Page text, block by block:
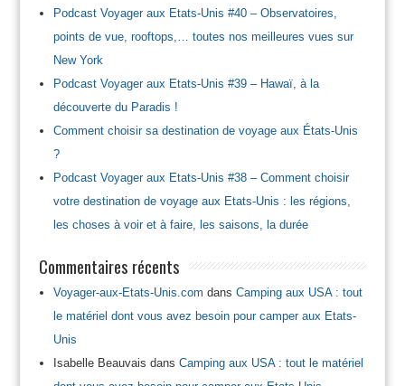
Podcast Voyager aux Etats-Unis #40 – Observatoires,
points de vue, rooftops,… toutes nos meilleures vues sur
New York
Podcast Voyager aux Etats-Unis #39 – Hawaï, à la
découverte du Paradis !
Comment choisir sa destination de voyage aux États-Unis
?
Podcast Voyager aux Etats-Unis #38 – Comment choisir
votre destination de voyage aux Etats-Unis : les régions,
les choses à voir et à faire, les saisons, la durée
Commentaires récents
Voyager-aux-Etats-Unis.com dans Camping aux USA : tout
le matériel dont vous avez besoin pour camper aux Etats-
Unis
Isabelle Beauvais dans Camping aux USA : tout le matériel